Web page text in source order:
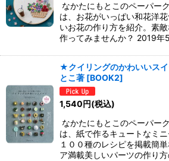
なかたにもとこのペーパー
は、お花がいっぱい和花洋
いお花の作り方を紹介。素敵
作ってみませんか？ 2019
★クイリングのかわいいス
とこ著 [BOOK2]
1,540円(税込)
なかたにもとこのペーパー
は、紙で作るキュートなミ
１００種のレシピを掲載簡
ア満載美しいパーツの作り